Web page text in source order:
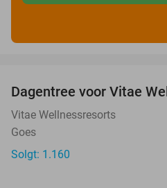
Dagentree voor Vitae
Vitae Wellnessresorts
Goes
Solgt: 1.160